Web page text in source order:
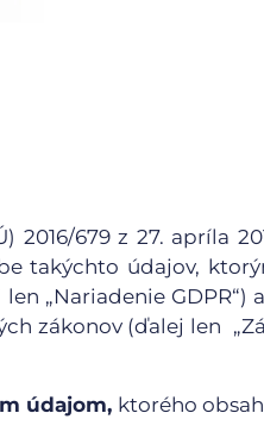
2016/679 z 27. apríla
takýchto údajov,
„Nariadenie GDPR“)
zákonov (ďalej len
údajom, ktorého